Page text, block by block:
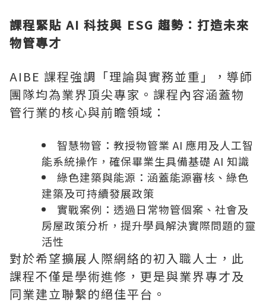
課程緊貼 AI 科技與 ESG 趨勢：打造未來
物管專才
AIBE 課程強調「理論與實務並重」，導師
團隊均為業界頂尖專家。課程內容涵蓋物
管行業的核心與前瞻領域：
智慧物管：教授物管業 AI 應用及人工智
能系統操作，確保畢業生具備基礎 AI 知識
綠色建築與能源：涵蓋能源審核、綠色
建築及可持續發展政策
實戰案例：透過日常物管個案、社會及
房屋政策分析，提升學員解決實際問題的靈
活性
對於希望擴展人際網絡的初入職人士，此
課程不僅是學術進修，更是與業界專才及
同業建立聯繫的絕佳平台。